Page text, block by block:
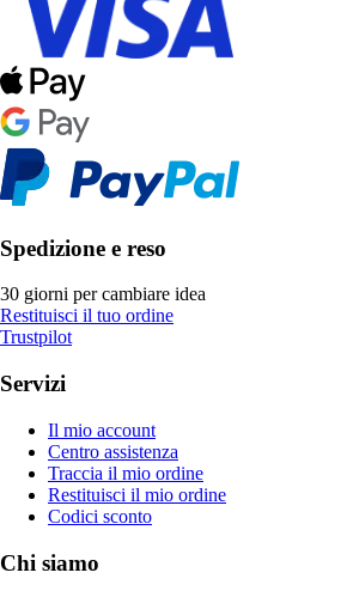
Spedizione e reso
30 giorni per cambiare idea
Restituisci il tuo ordine
Trustpilot
Servizi
Il mio account
Centro assistenza
Traccia il mio ordine
Restituisci il mio ordine
Codici sconto
Chi siamo